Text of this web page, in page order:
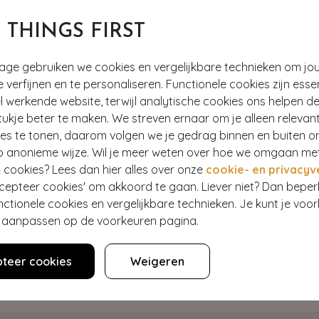
THINGS FIRST
gebruiken we cookies en vergelijkbare technieken om
verfijnen en te personaliseren. Functionele cookies zijn
werkende website, terwijl analytische cookies ons helpen
beter te maken. We streven ernaar om je alleen
te tonen, daarom volgen we je gedrag binnen en buiten
anonieme wijze. Wil je meer weten over hoe we omgaan
Lees dan hier alles over onze cookie- en
cookies' om akkoord te gaan. Liever niet? Dan
cookies en vergelijkbare technieken. Je kunt je
op de voorkeuren pagina.
cookies Weigeren
Hey gorgeous
Lees onze veelgestelde vragen of neem contact op
WE ZIJN NU OPEN
Klantenservice